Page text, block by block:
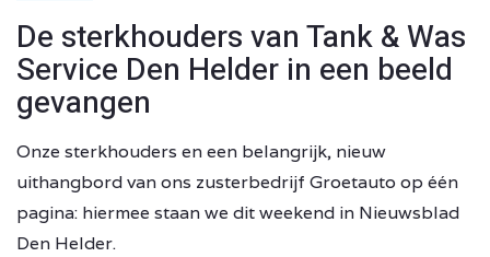
De sterkhouders van Tank & Was
Service Den Helder in een beeld
gevangen
Onze sterkhouders en een belangrijk, nieuw
uithangbord van ons zusterbedrijf Groetauto op één
pagina: hiermee staan we dit weekend in Nieuwsblad
Den Helder.